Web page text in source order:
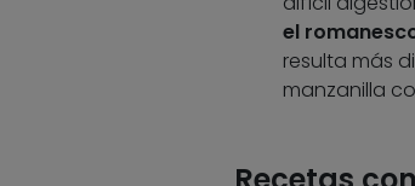
el
resulta más
manzanilla